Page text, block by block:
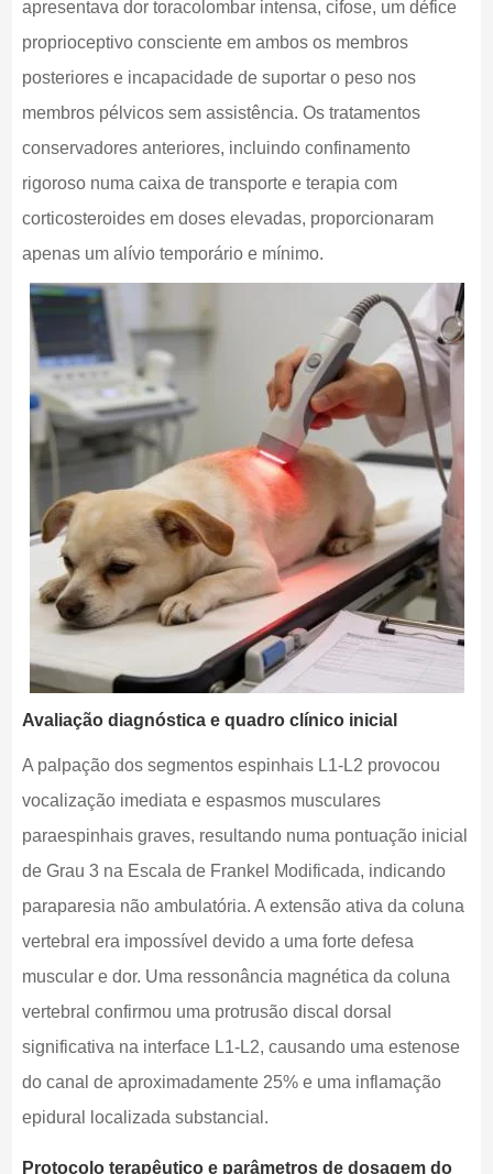
apresentava dor toracolombar intensa, cifose, um défice
proprioceptivo consciente em ambos os membros
posteriores e incapacidade de suportar o peso nos
membros pélvicos sem assistência. Os tratamentos
conservadores anteriores, incluindo confinamento
rigoroso numa caixa de transporte e terapia com
corticosteroides em doses elevadas, proporcionaram
apenas um alívio temporário e mínimo.
Avaliação diagnóstica e quadro clínico inicial
A palpação dos segmentos espinhais L1-L2 provocou
vocalização imediata e espasmos musculares
paraespinhais graves, resultando numa pontuação inicial
de Grau 3 na Escala de Frankel Modificada, indicando
paraparesia não ambulatória. A extensão ativa da coluna
vertebral era impossível devido a uma forte defesa
muscular e dor. Uma ressonância magnética da coluna
vertebral confirmou uma protrusão discal dorsal
significativa na interface L1-L2, causando uma estenose
do canal de aproximadamente 25% e uma inflamação
epidural localizada substancial.
Protocolo terapêutico e parâmetros de dosagem do